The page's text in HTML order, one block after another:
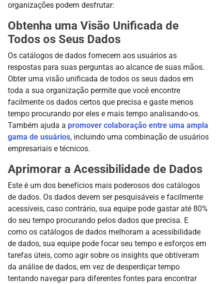
organizações podem desfrutar:
Obtenha uma Visão Unificada de
Todos os Seus Dados
Os catálogos de dados fornecem aos usuários as
respostas para suas perguntas ao alcance de suas mãos.
Obter uma visão unificada de todos os seus dados em
toda a sua organização permite que você encontre
facilmente os dados certos que precisa e gaste menos
tempo procurando por eles e mais tempo analisando-os.
Também ajuda a promover colaboração entre uma ampla
gama de usuários, incluindo uma combinação de usuários
empresariais e técnicos.
Aprimorar a Acessibilidade de Dados
Este é um dos benefícios mais poderosos dos catálogos
de dados. Os dados devem ser pesquisáveis e facilmente
acessíveis, caso contrário, sua equipe pode gastar até 80%
do seu tempo procurando pelos dados que precisa. E
como os catálogos de dados melhoram a acessibilidade
de dados, sua equipe pode focar seu tempo e esforços em
tarefas úteis, como agir sobre os insights que obtiveram
da análise de dados, em vez de desperdiçar tempo
tentando navegar para diferentes fontes para encontrar